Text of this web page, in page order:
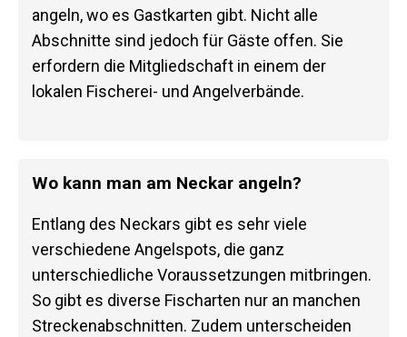
angeln, wo es Gastkarten gibt. Nicht alle
Abschnitte sind jedoch für Gäste offen. Sie
erfordern die Mitgliedschaft in einem der
lokalen Fischerei- und Angelverbände.
Wo kann man am Neckar angeln?
Entlang des Neckars gibt es sehr viele
verschiedene Angelspots, die ganz
unterschiedliche Voraussetzungen mitbringen.
So gibt es diverse Fischarten nur an manchen
Streckenabschnitten. Zudem unterscheiden